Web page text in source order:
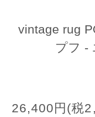
vintage rug
プフ -
26,400円(税